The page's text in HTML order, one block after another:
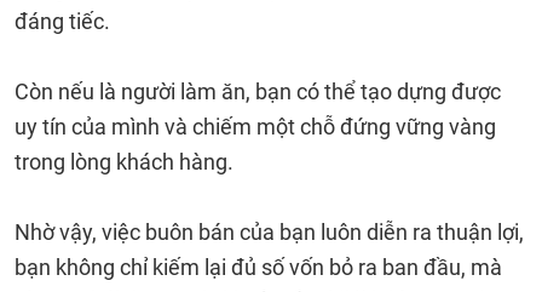
đáng tiếc.
Còn nếu là người làm ăn, bạn có thể tạo dựng được
uy tín của mình và chiếm một chỗ đứng vững vàng
trong lòng khách hàng.
Nhờ vậy, việc buôn bán của bạn luôn diễn ra thuận lợi,
bạn không chỉ kiếm lại đủ số vốn bỏ ra ban đầu, mà